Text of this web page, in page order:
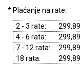
* Plaćanje na rate:
2 - 3 rate:
4 - 6 rata:
7 - 12 rata:
18 rata: